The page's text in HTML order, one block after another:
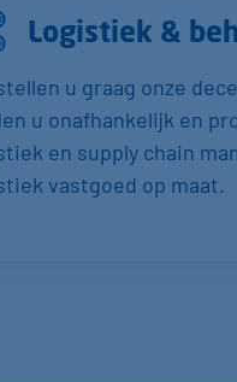
Logistiek &
u graag onze
u onafhankelijk en
en supply chain
vastgoed op maat.